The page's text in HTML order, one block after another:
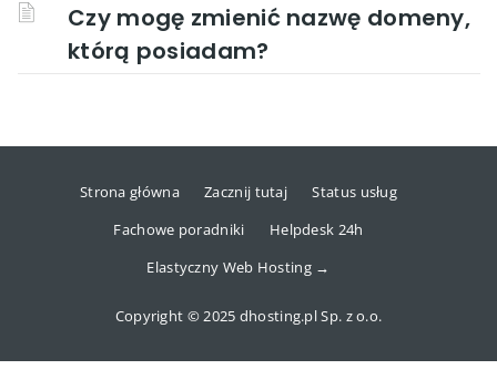
Czy mogę zmienić nazwę domeny,
którą posiadam?
Strona główna Zacznij tutaj
Status usług
Fachowe poradniki
Helpdesk 24h
Elastyczny Web Hosting →
Copyright © 2025 dhosting.pl Sp. z o.o.